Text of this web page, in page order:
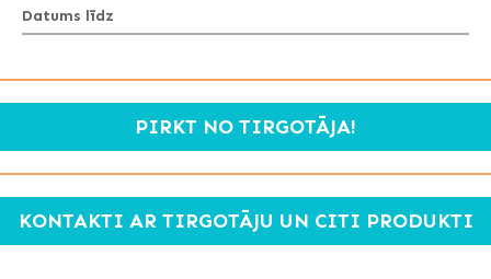
Datums līdz
PIRKT NO TIRGOTĀJA!
KONTAKTI AR TIRGOTĀJU UN CITI PRODUKTI